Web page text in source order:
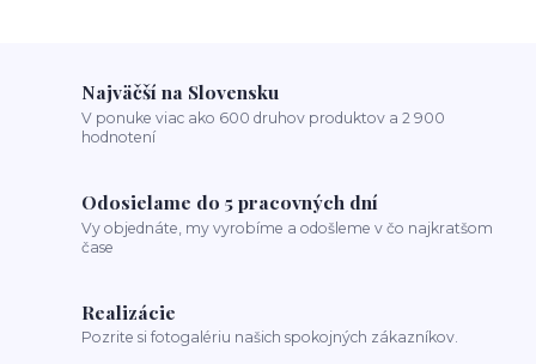
Najväčší na Slovensku
V ponuke viac ako 600 druhov produktov a 2 900
hodnotení
Odosielame do 5 pracovných dní
Vy objednáte, my vyrobíme a odošleme v čo najkratšom
čase
Realizácie
Pozrite si fotogalériu našich spokojných zákazníkov.